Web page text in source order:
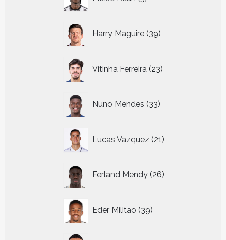
producten
Harry Maguire 39
producten
Vitinha Ferreira 23
producten
Nuno Mendes 33
producten
Lucas Vazquez 21
producten
Ferland Mendy 26
producten
Eder Militao 39
producten